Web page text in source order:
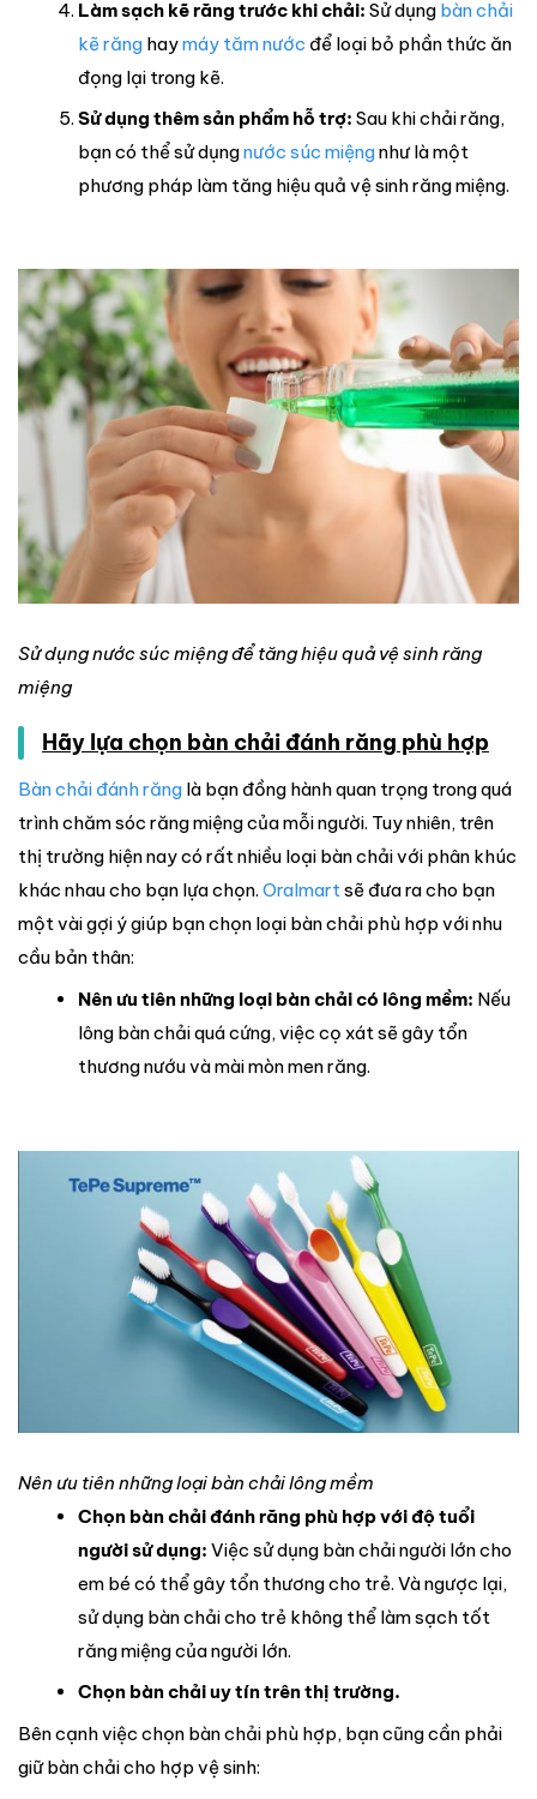
Làm sạch kẽ răng trước khi chải: Sử dụng bàn chải
kẽ rănghaymáy tăm nước để loại bỏ phần thức ăn
đọng lại trong kẽ.
Sử dụng thêm sản phẩm hỗ trợ: Sau khi chải răng,
bạn có thể sử dụngnước súc miệngnhư là một
phương pháp làm tăng hiệu quả vệ sinh răng miệng.
Sử dụng nước súc miệng để tăng hiệu quả vệ sinh răng
miệng
Hãy lựa chọn bàn chải đánh răng phù hợp
Bàn chải đánh răng là bạn đồng hành quan trọng trong quá
trình chăm sóc răng miệng của mỗi người. Tuy nhiên, trên
thị trường hiện nay có rất nhiều loại bàn chải với phân khúc
khác nhau cho bạn lựa chọn. Oralmartsẽ đưa ra cho bạn
một vài gợi ý giúp bạn chọn loại bàn chải phù hợp với nhu
cầu bản thân:
Nên ưu tiên những loại bàn chải có lông mềm: Nếu
lông bàn chải quá cứng, việc cọ xát sẽ gây tổn
thương nướu và mài mòn men răng.
Nên ưu tiên những loại bàn chải lông mềm
Chọn bàn chải đánh răng phù hợp với độ tuổi
người sử dụng: Việc sử dụng bàn chải người lớn cho
em bé có thể gây tổn thương cho trẻ. Và ngược lại,
sử dụng bàn chải cho trẻ không thể làm sạch tốt
răng miệng của người lớn.
Chọn bàn chải uy tín trên thị trường.
Bên cạnh việc chọn bàn chải phù hợp, bạn cũng cần phải
giữ bàn chải cho hợp vệ sinh: